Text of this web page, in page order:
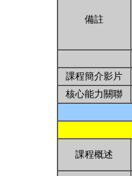
備註
課程簡介影片
核心能力關聯
課程概述